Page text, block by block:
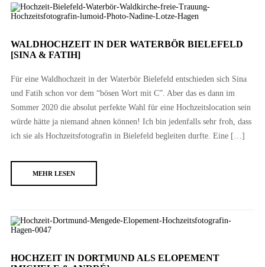
WALDHOCHZEIT IN DER WATERBÖR BIELEFELD
[SINA & FATIH]
Für eine Waldhochzeit in der Waterbör Bielefeld entschieden sich Sina
und Fatih schon vor dem “bösen Wort mit C”. Aber das es dann im
Sommer 2020 die absolut perfekte Wahl für eine Hochzeitslocation sein
würde hätte ja niemand ahnen können! Ich bin jedenfalls sehr froh, dass
ich sie als Hochzeitsfotografin in Bielefeld begleiten durfte. Eine […]
MEHR LESEN
HOCHZEIT IN DORTMUND ALS ELOPEMENT